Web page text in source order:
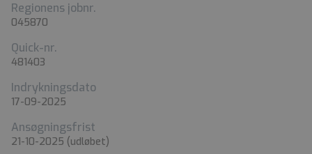
Regionens jobnr.
045870
Quick-nr.
481403
Indrykningsdato
17-09-2025
Ansøgningsfrist
21-10-2025 (udløbet)